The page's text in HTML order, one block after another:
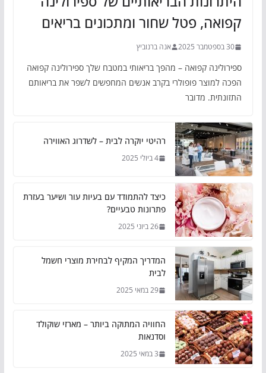
קפואה, פטל שחור ומתכונים בריאים
30 בספטמבר 2025 אנה ברנוביץ
ספירולינה קפואה – מהפך בריאותי במטבח שלך ספירולינה קפואה
הפכה למוצר פופולרי בקרב אנשים המחפשים לשפר את בריאותם
התזונתית. מדובר
רהיטי יוקרה לבית – לשדרוג האווירה
4 ביולי 2025
כיצד להתמודד עם בעיות עור ושיער בעזרת
פתרונות טבעיים?
26 ביוני 2025
המדריך המקיף לבחירת מוצרי חשמל
לבית
29 במאי 2025
החוויה המתוקה ביותר – מארזי שוקולד
וסדנאות
3 במאי 2025